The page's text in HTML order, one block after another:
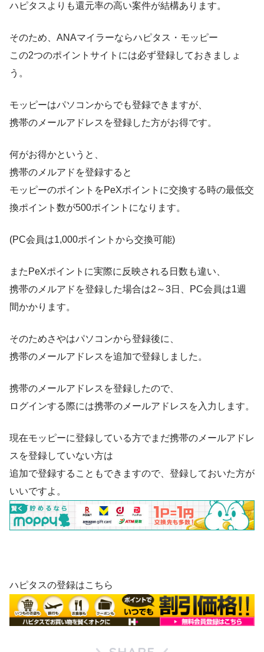
ハピタスよりも還元率の高い案件が結構あります。
そのため、ANAマイラーならハピタス・モッピー
この2つのポイントサイトには必ず登録しておきましょ
う。
モッピーはパソコンからでも登録できますが、
携帯のメールアドレスを登録した方がお得です。
何がお得かというと、
携帯のメルアドを登録すると
モッピーのポイントをPeXポイントに交換する時の最低交
換ポイント数が500ポイントになります。
(PC会員は1,000ポイントから交換可能)
またPeXポイントに実際に反映される日数も違い、
携帯のメルアドを登録した場合は2～3日、PC会員は1週
間かかります。
そのためさやはパソコンから登録後に、
携帯のメールアドレスを追加で登録しました。
携帯のメールアドレスを登録したので、
ログインする際には携帯のメールアドレスを入力します。
現在モッピーに登録している方でまだ携帯のメールアドレ
スを登録していない方は
追加で登録することもできますので、登録しておいた方が
いいですよ。
ハピタスの登録はこちら